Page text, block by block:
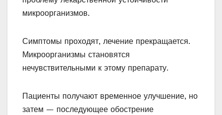
микроорганизмов.
Симптомы проходят, лечение прекращается.
Микроорганизмы становятся
нечувствительными к этому препарату.
Пациенты получают временное улучшение, но
затем — последующее обострение